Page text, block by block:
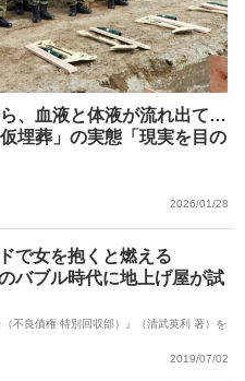
、血液と体液が流れ出て…
埋葬」の実態「現実を目の
2026/01/28
で女を抱くと燃える
バブル時代に地上げ屋が試
不良債権 特別回収部）』（清武英利 著）を
2019/07/02